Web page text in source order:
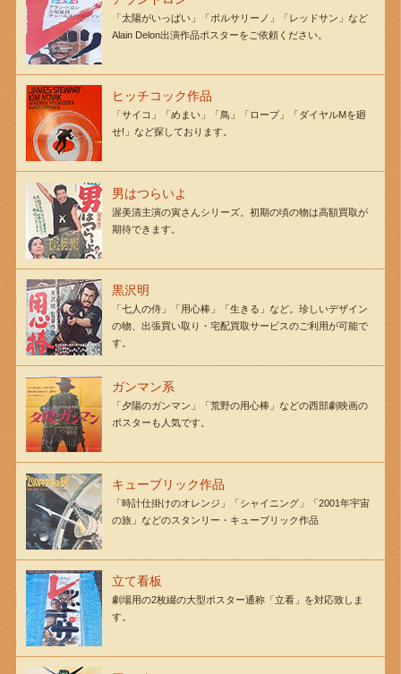
「太陽がいっぱい」「ボルサリーノ」「レッドサン」など
Alain Delon出演作品ポスターをご依頼ください。
ヒッチコック作品
「サイコ」「めまい」「鳥」「ロープ」「ダイヤルMを廻
せ!」など探しております。
男はつらいよ
渥美清主演の寅さんシリーズ。初期の頃の物は高額買取が
期待できます。
黒沢明
「七人の侍」「用心棒」「生きる」など。珍しいデザイン
の物、出張買い取り・宅配買取サービスのご利用が可能で
す。
ガンマン系
「夕陽のガンマン」「荒野の用心棒」などの西部劇映画の
ポスターも人気です。
キューブリック作品
「時計仕掛けのオレンジ」「シャイニング」「2001年宇宙
の旅」などのスタンリー・キューブリック作品
立て看板
劇場用の2枚綴の大型ポスター通称「立看」を対応致しま
す。